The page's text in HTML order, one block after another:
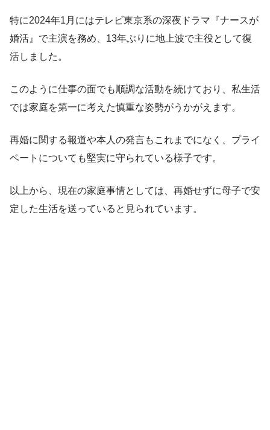
特に2024年1月にはテレビ東京系の深夜ドラマ『ナースが
婚活』で主演を務め、13年ぶりに地上波で主役として復
活しました。
このように仕事の面でも順調な活動を続けており、私生活
では家庭を第一に考えた慎重な姿勢がうかがえます。
再婚に関する報道や本人の発言もこれまでになく、プライ
ベートについても堅実に守られている様子です。
以上から、現在の家庭事情としては、再婚せずに母子で安
定した生活を送っていると見られています。